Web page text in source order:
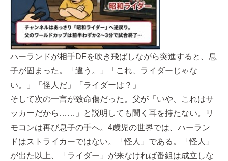
ハーランドが相手DFを吹き飛ばしながら突進すると、息
子が固まった。「違う。」「これ、ライダーじゃな
い。」「怪人だ」「ライダーは？」
そして次の一言が致命傷だった。父が「いや、これはサ
ッカーだから……」と説明しても聞く耳を持たない。リ
モコンは再び息子の手へ。4歳児の世界では、ハーラン
ドはストライカーではない。「怪人」である。「怪人」
が出た以上、「ライダー」が来なければ番組は成立しな